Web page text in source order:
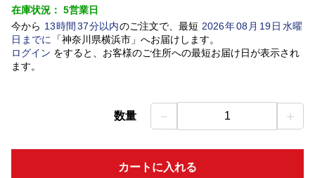
在庫状況： 5営業日
今から 13時間 37分以内のご注文で、最短 2026年08 月 19日水曜
日 までに 「神奈川県横浜市」 へお届けします。
ログイン をすると、お客様のご住所への最短お届け日が表示され
ます。
数量 － 1 ＋
カートに入れる